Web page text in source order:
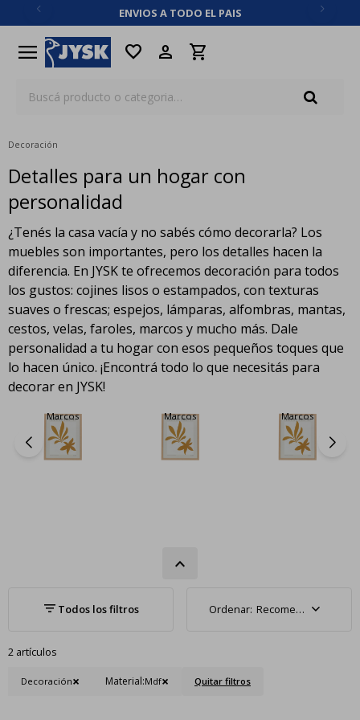
ENVIOS A TODO EL PAIS
menu favorite
Decoración
Detalles para un hogar con
personalidad
¿Tenés la casa vacía y no sabés cómo decorarla? Los
muebles son importantes, pero los detalles hacen la
diferencia. En JYSK te ofrecemos decoración para todos
los gustos: cojines lisos o estampados, con texturas
suaves o frescas; espejos, lámparas, alfombras, mantas,
cestos, velas, faroles, marcos y mucho más. Dale
personalidad a tu hogar con esos pequeños toques que
lo hacen único. ¡Encontrá todo lo que necesitás para
decorar en JYSK!
Marcos Marcos Marcos
Recomendados
2 artículos
Decoración Material:Mdf Quitar filtros
close